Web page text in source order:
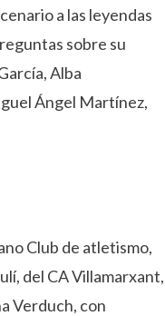
a las leyendas
sobre su
Alba
Ángel Martínez,
Club de atletismo,
del CA Villamarxant,
Verduch, con